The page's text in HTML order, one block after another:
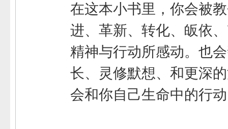
在这本小书里，你会被
进、革新、转化、皈依
精神与行动所感动。也
长、灵修默想、和更深
会和你自己生命中的行